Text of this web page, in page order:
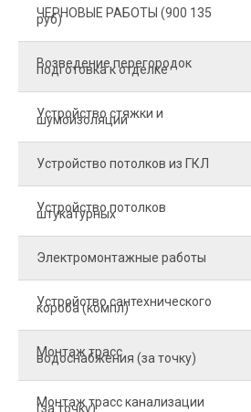
ЧЕРНОВЫЕ РАБОТЫ (900 135
руб)
Возведение перегородок
подготовка к отделке
Устройство стяжки и
шумоизоляции
Устройство потолков из ГКЛ
Устройство потолков
штукатурных
Электромонтажные работы
Устройство сантехнического
короба (компл)
Монтаж трасс
водоснабжения (за точку)
Монтаж трасс канализации
(за точку)